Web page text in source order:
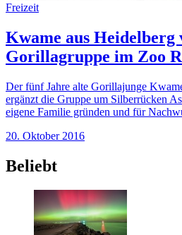
Freizeit
Kwame aus
Gorillagruppe im Zoo
Der fünf Jahre alte Gorillajunge
ergänzt die Gruppe um Silberrücken
eigene Familie gründen und für
20. Oktober 2016
Beliebt